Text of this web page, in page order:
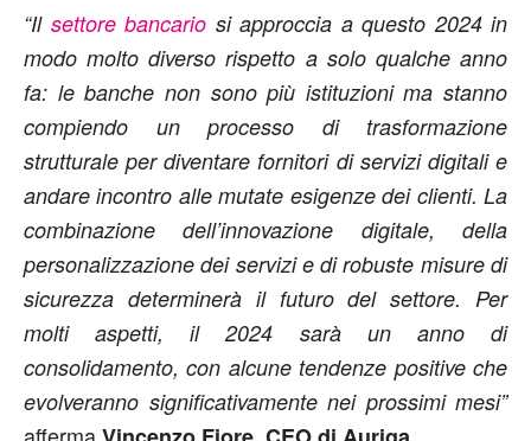
“Il settore bancario si approccia a questo 2024 in
modo molto diverso rispetto a solo qualche anno
fa: le banche non sono più istituzioni ma stanno
compiendo un processo di trasformazione
strutturale per diventare fornitori di servizi digitali e
andare incontro alle mutate esigenze dei clienti. La
combinazione dell’innovazione digitale, della
personalizzazione dei servizi e di robuste misure di
sicurezza determinerà il futuro del settore. Per
molti aspetti, il 2024 sarà un anno di
consolidamento, con alcune tendenze positive che
evolveranno significativamente nei prossimi mesi”